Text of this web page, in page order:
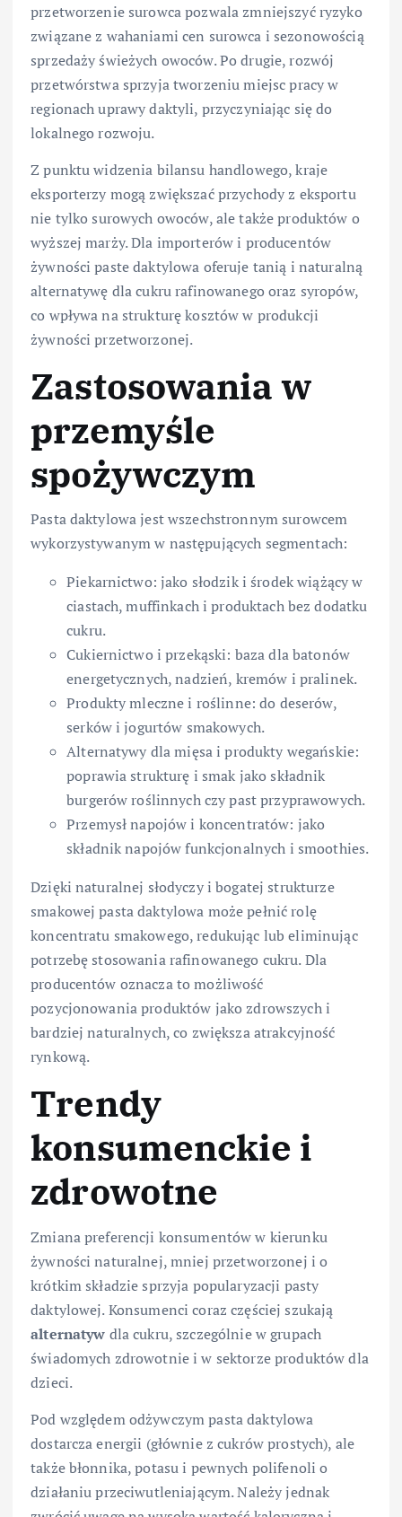
przetworzenie surowca pozwala zmniejszyć ryzyko
związane z wahaniami cen surowca i sezonowością
sprzedaży świeżych owoców. Po drugie, rozwój
przetwórstwa sprzyja tworzeniu miejsc pracy w
regionach uprawy daktyli, przyczyniając się do
lokalnego rozwoju.
Z punktu widzenia bilansu handlowego, kraje
eksporterzy mogą zwiększać przychody z eksportu
nie tylko surowych owoców, ale także produktów o
wyższej marży. Dla importerów i producentów
żywności paste daktylowa oferuje tanią i naturalną
alternatywę dla cukru rafinowanego oraz syropów,
co wpływa na strukturę kosztów w produkcji
żywności przetworzonej.
Zastosowania w
przemyśle
spożywczym
Pasta daktylowa jest wszechstronnym surowcem
wykorzystywanym w następujących segmentach:
Piekarnictwo: jako słodzik i środek wiążący w
ciastach, muffinkach i produktach bez dodatku
cukru.
Cukiernictwo i przekąski: baza dla batonów
energetycznych, nadzień, kremów i pralinek.
Produkty mleczne i roślinne: do deserów,
serków i jogurtów smakowych.
Alternatywy dla mięsa i produkty wegańskie:
poprawia strukturę i smak jako składnik
burgerów roślinnych czy past przyprawowych.
Przemysł napojów i koncentratów: jako
składnik napojów funkcjonalnych i smoothies.
Dzięki naturalnej słodyczy i bogatej strukturze
smakowej pasta daktylowa może pełnić rolę
koncentratu smakowego, redukując lub eliminując
potrzebę stosowania rafinowanego cukru. Dla
producentów oznacza to możliwość
pozycjonowania produktów jako zdrowszych i
bardziej naturalnych, co zwiększa atrakcyjność
rynkową.
Trendy
konsumenckie i
zdrowotne
Zmiana preferencji konsumentów w kierunku
żywności naturalnej, mniej przetworzonej i o
krótkim składzie sprzyja popularyzacji pasty
daktylowej. Konsumenci coraz częściej szukają
alternatyw dla cukru, szczególnie w grupach
świadomych zdrowotnie i w sektorze produktów dla
dzieci.
Pod względem odżywczym pasta daktylowa
dostarcza energii (głównie z cukrów prostych), ale
także błonnika, potasu i pewnych polifenoli o
działaniu przeciwutleniającym. Należy jednak